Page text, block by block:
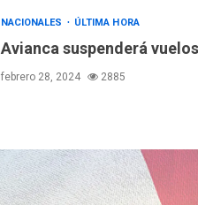
NACIONALES ÚLTIMA HORA
Avianca suspenderá
febrero 28, 2024 2885